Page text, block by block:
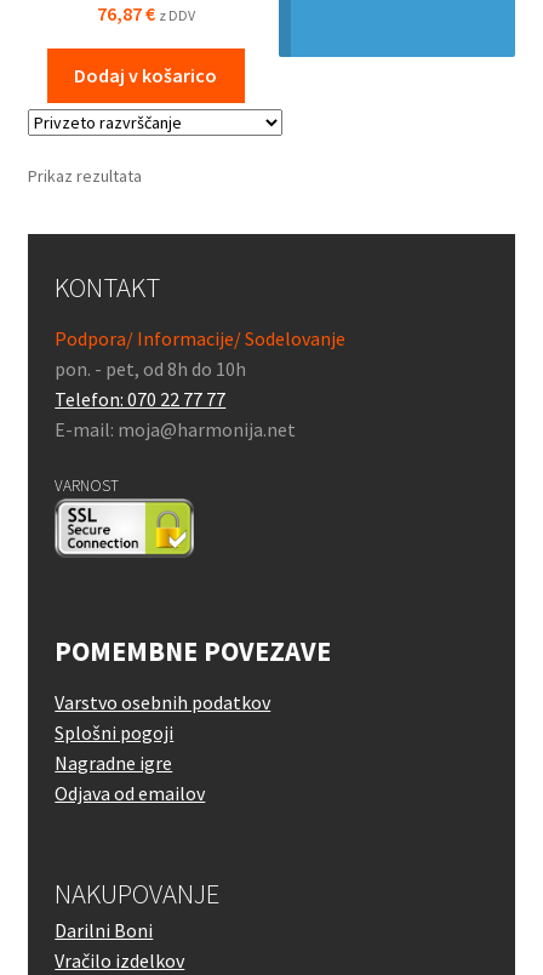
76,87€ z DDV
Dodaj v košarico
Prikaz rezultata
KONTAKT
Podpora/ Informacije/ Sodelovanje
pon. - pet, od 8h do 10h
Telefon: 070 22 77 77
E-mail: moja@harmonija.net
VARNOST
POMEMBNE POVEZAVE
Varstvo osebnih podatkov
Splošni pogoji
Nagradne igre
Odjava od emailov
NAKUPOVANJE
Darilni Boni
Vračilo izdelkov